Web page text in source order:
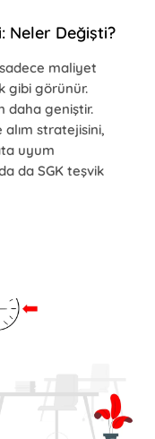
Neler Değişti?
maliyet
gibi görünür.
daha geniştir.
alım stratejisini,
uyum
da SGK teşvik